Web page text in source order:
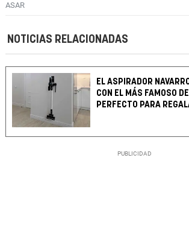
ASAR
NOTICIAS RELACIONADAS
EL ASPIRADOR
CON EL MÁS FAMOSO
PERFECTO PARA